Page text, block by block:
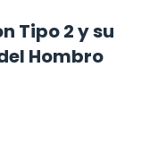
Tipo 2 y su
Hombro